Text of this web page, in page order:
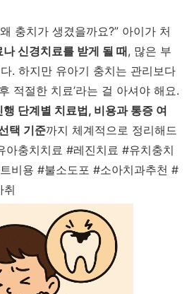
충치가 생겼을까요?” 아이가 처
나 신경치료를 받게 될 때, 많은 부
. 하지만 유아기 충치는 관리보다
적절한 치료’라는 걸 아셔야 해요.
행 단계별 치료법, 비용과 통증 여
택 기준까지 체계적으로 정리해드
아충치치료 #레진치료 #유치충치
비용 #불소도포 #소아치과추천 #
취